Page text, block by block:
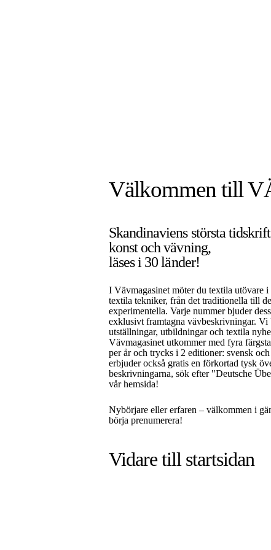
Välkommen till
Skandinaviens största
konst och vävning,
läses i 30 länder!
I Vävmagasinet möter du textila utövare i
textila tekniker, från det traditionella till
experimentella. Varje nummer bjuder
exklusivt framtagna vävbeskrivningar. Vi
utställningar, utbildningar och textila
Vävmagasinet utkommer med fyra
per år och trycks i 2 editioner: svensk
erbjuder också gratis en förkortad tysk
beskrivningarna, sök efter "Deutsche
vår hemsida!
Nybörjare eller erfaren – välkommen i
börja prenumerera!
Vidare till startsidan